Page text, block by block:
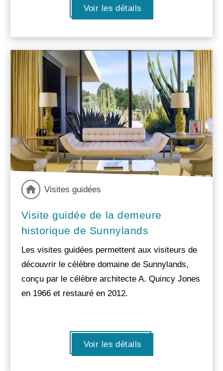
Voir les détails
Visites guidées
Visite guidée de la demeure
historique de Sunnylands
Les visites guidées permettent aux visiteurs de
découvrir le célèbre domaine de Sunnylands,
conçu par le célèbre architecte A. Quincy Jones
en 1966 et restauré en 2012.
Voir les détails